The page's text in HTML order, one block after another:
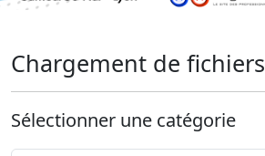
Chargement de fichiers
Sélectionner une catégorie